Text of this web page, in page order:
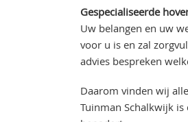
Gespecialiseerde
Uw belangen en uw
voor u is en zal
advies bespreken
Daarom vinden wij
Tuinman Schalkwijk